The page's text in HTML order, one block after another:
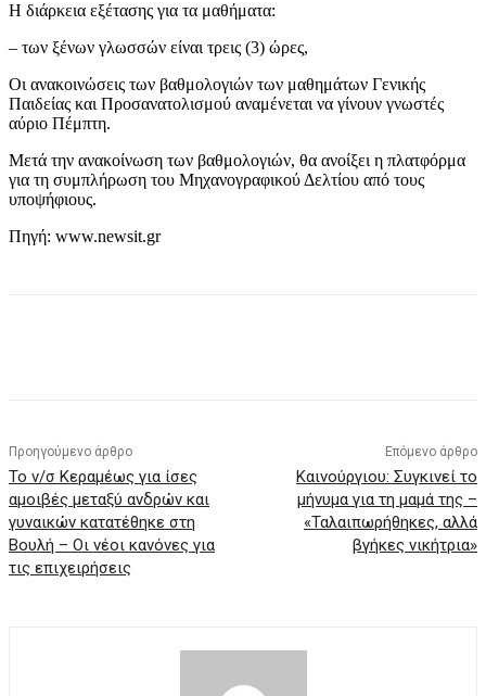
Η διάρκεια εξέτασης για τα μαθήματα:
– των ξένων γλωσσών είναι τρεις (3) ώρες,
Οι ανακοινώσεις των βαθμολογιών των μαθημάτων Γενικής
Παιδείας και Προσανατολισμού αναμένεται να γίνουν γνωστές
αύριο Πέμπτη.
Μετά την ανακοίνωση των βαθμολογιών, θα ανοίξει η πλατφόρμα
για τη συμπλήρωση του Μηχανογραφικού Δελτίου από τους
υποψήφιους.
Πηγή: www.newsit.gr
Προηγούμενο άρθρο
Το ν/σ Κεραμέως για ίσες
αμοιβές μεταξύ ανδρών και
γυναικών κατατέθηκε στη
Βουλή – Οι νέοι κανόνες για
τις επιχειρήσεις
Επόμενο άρθρο
Καινούργιου: Συγκινεί το
μήνυμα για τη μαμά της –
«Ταλαιπωρήθηκες, αλλά
βγήκες νικήτρια»